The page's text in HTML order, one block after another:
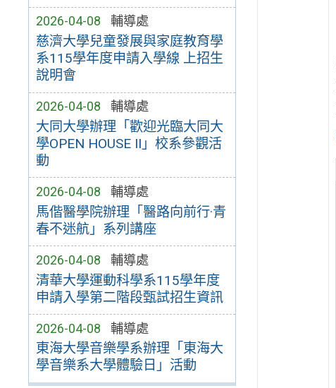
2026-04-08 輔導處
慈濟大學兒童發展與家庭教育學
系115學年度申請入學線 上招生
說明會
2026-04-08 輔導處
大同大學辦理「歡迎光臨大同大
學OPEN HOUSE II」校系參觀活
動
2026-04-08 輔導處
馬偕醫學院辦理「醫路向前行·青
春不迷航」系列講座
2026-04-08 輔導處
清華大學運動科學系115學年度
申請入學第二階段甄試招生資訊
2026-04-08 輔導處
東海大學音樂學系辦理「東海大
學音樂系大學體驗日」活動